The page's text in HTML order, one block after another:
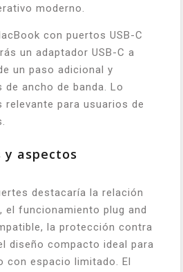
moderno.
con puertos USB-C
un adaptador USB-C a
un paso adicional y
ancho de banda. Lo
relevante para usuarios de
aspectos
destacaría la relación
el funcionamiento plug and
la protección contra
diseño compacto ideal para
con espacio limitado. El